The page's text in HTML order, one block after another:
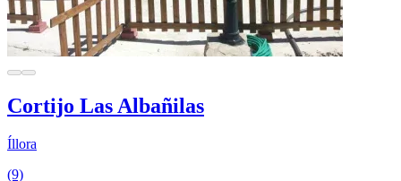
Cortijo Las Albañilas
Íllora
(9)